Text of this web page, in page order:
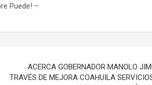
Puede! –
ACERCA GOBERNADOR MANOLO
TRAVÉS DE MEJORA COAHUILA